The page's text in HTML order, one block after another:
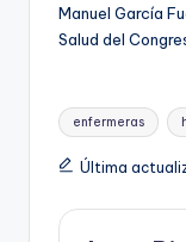
Manuel García
Salud del
Etiquetas:
enfermeras
Última